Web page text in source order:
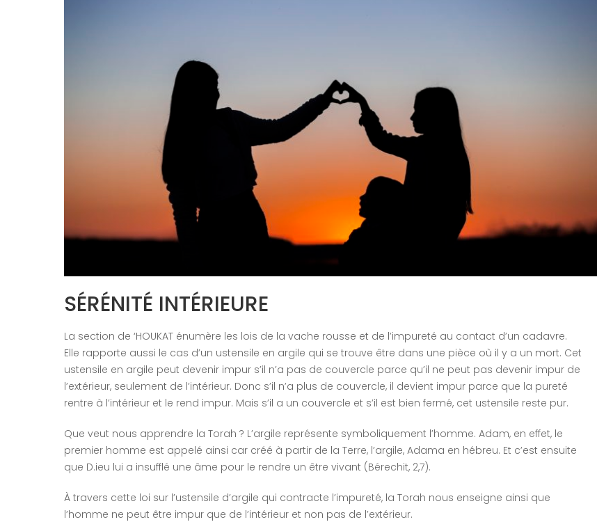
SÉRÉNITÉ INTÉRIEURE
La section de ‘HOUKAT énumère les lois de la vache rousse et de l’impureté au contact d’un cadavre.
Elle rapporte aussi le cas d’un ustensile en argile qui se trouve être dans une pièce où il y a un mort. Cet
ustensile en argile peut devenir impur s’il n’a pas de couvercle parce qu’il ne peut pas devenir impur de
l’extérieur, seulement de l’intérieur. Donc s’il n’a plus de couvercle, il devient impur parce que la pureté
rentre à l’intérieur et le rend impur. Mais s’il a un couvercle et s’il est bien fermé, cet ustensile reste pur.
Que veut nous apprendre la Torah ? L’argile représente symboliquement l’homme. Adam, en effet, le
premier homme est appelé ainsi car créé à partir de la Terre, l’argile, Adama en hébreu. Et c’est ensuite
que D.ieu lui a insufflé une âme pour le rendre un être vivant (Bérechit, 2,7).
À travers cette loi sur l’ustensile d’argile qui contracte l’impureté, la Torah nous enseigne ainsi que
l’homme ne peut être impur que de l’intérieur et non pas de l’extérieur.